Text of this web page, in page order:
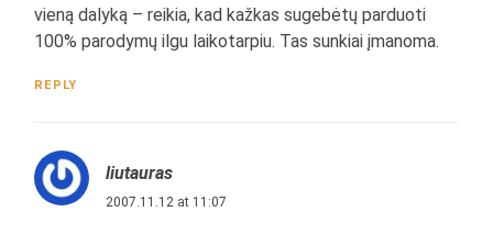
vieną dalyką – reikia, kad kažkas sugebėtų parduoti
100% parodymų ilgu laikotarpiu. Tas sunkiai įmanoma.
REPLY
liutauras
2007.11.12 at 11:07